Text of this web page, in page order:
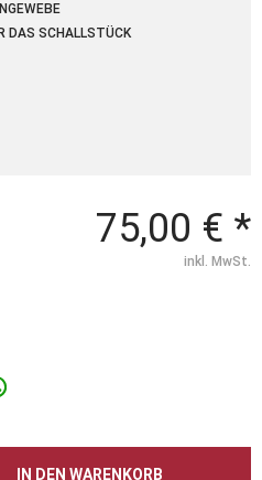
DAS SCHALLSTÜCK
75,00 € *
inkl. MwSt.
IN DEN WARENKORB